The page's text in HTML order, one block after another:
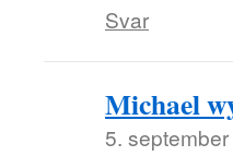
Svar
Michael
5.